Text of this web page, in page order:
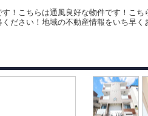
！こちらは通風良好な物件です！こ
ださい！地域の不動産情報をいち早く